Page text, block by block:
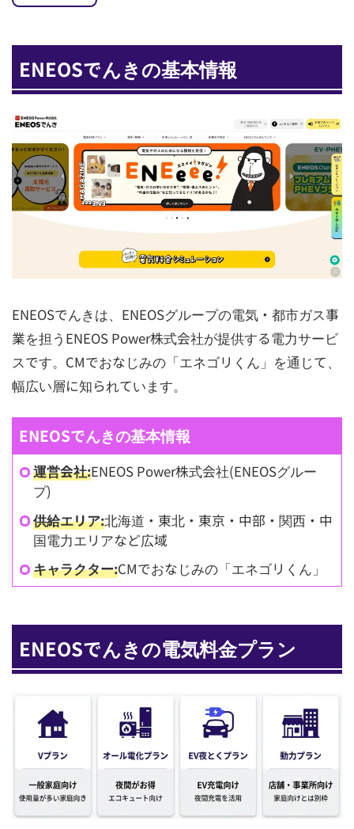
ENEOSでんきの基本情報
ENEOSでんきは、ENEOSグループの電気・都市ガス事
業を担うENEOS Power株式会社が提供する電力サービ
スです。CMでおなじみの「エネゴリくん」を通じて、
幅広い層に知られています。
ENEOSでんきの基本情報
運営会社:ENEOS Power株式会社(ENEOSグルー
プ)
供給エリア:北海道・東北・東京・中部・関西・中
国電力エリアなど広域
キャラクター:CMでおなじみの「エネゴリくん」
ENEOSでんきの電気料金プラン